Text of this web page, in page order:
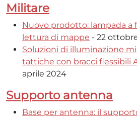
Militare
Nuovo prodotto: lampada a
lettura di mappe - 22
Soluzioni di illuminazione
tattiche con bracci flessibili
aprile 2024
Supporto antenna
Base per antenna: il